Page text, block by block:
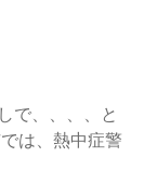
で、、、、と
は、熱中症警